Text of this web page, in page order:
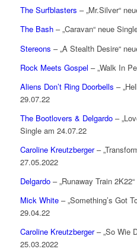
The Surfblasters – „Mr.Silver“
The Bash– „Caravan“ neue
Stereons – „A Stealth Desire“
Rock Meets Gospel – „Walk In
Aliens Don’t Ring Doorbells –
29.07.22
The Bootlovers & Delgardo–
Single am 24.07.22
Caroline Kreutzberger–
27.05.2022
Delgardo– „Runaway Train
Mick White– „Something’s Got
29.04.22
Caroline Kreutzberger– „So Wie
25.03.2022